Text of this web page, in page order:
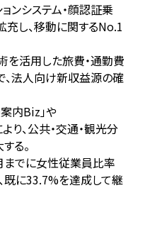
ンシステム・顔認証乗
充し、移動に関するNo.1
を活用した旅費・通勤費
法人向け新収益源の確
内Biz」や
り、公共・交通・観光分
る。
でに女性従業員比率
既に33.7%を達成して継